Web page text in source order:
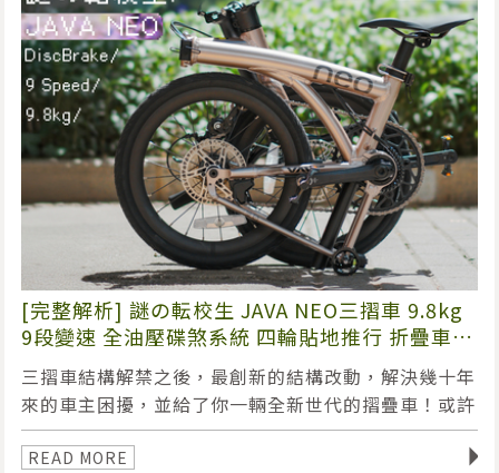
[完整解析] 謎の転校生 JAVA NEO三摺車 9.8kg
9段變速 全油壓碟煞系統 四輪貼地推行 折疊車
摺疊車 folding bike 原廠授權經銷店 BIKEfun
拜訪單車 台北內湖
三摺車結構解禁之後，最創新的結構改動，解決幾十年
來的車主困擾，並給了你一輛全新世代的摺疊車！或許
售價太便宜，會是這輛車最大的缺點？！
READ MORE ◥